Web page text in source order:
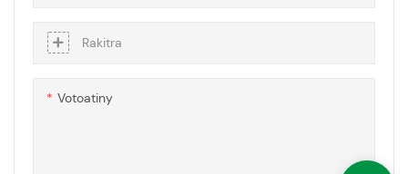
Rakitra
Votoatiny